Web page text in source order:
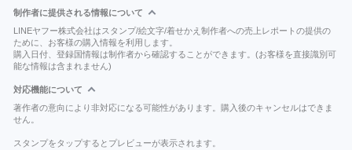
制作者に提供される情報について
LINEヤフー株式会社はスタンプ/絵文字/着せかえ制作者への売上レポートの提供の
ために、お客様の購入情報を利用します。
購入日付、登録国情報は制作者から確認することができます。(お客様を直接識別可
能な情報は含まれません)
対応機能について
著作者の意向により非対応になる可能性があります。購入後のキャンセルはできま
せん。
スタンプをタップするとプレビューが表示されます。